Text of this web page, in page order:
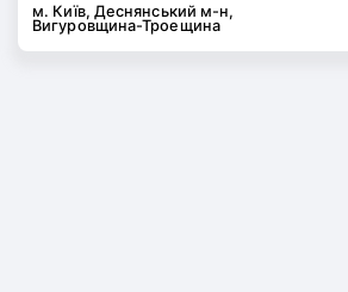
м. Київ, Деснянський м-н,
Вигуровщина-Троещина